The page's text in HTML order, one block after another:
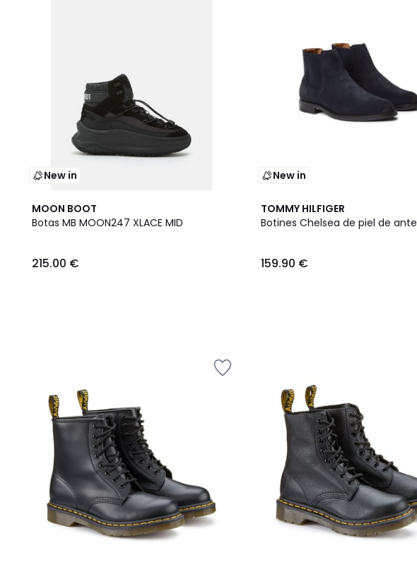
New in
MOON BOOT
Botas MB MOON247 XLACE MID
215.00 €
New in
TOMMY HILFIGER
Botines Chelsea de piel de ante
159.90 €